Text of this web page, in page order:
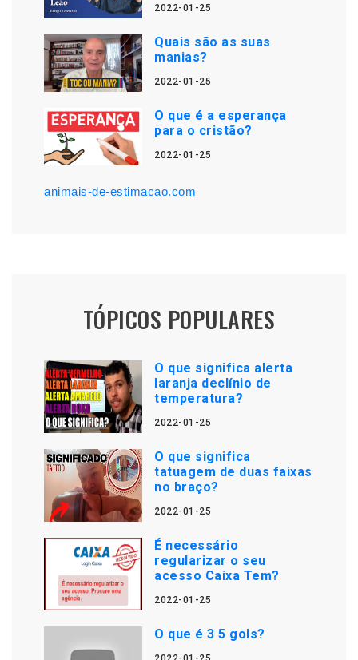
2022-01-25
Quais são as suas
manias?
2022-01-25
O que é a esperança
para o cristão?
2022-01-25
animais-de-estimacao.com
TÓPICOS POPULARES
O que significa alerta
laranja declínio de
temperatura?
2022-01-25
O que significa
tatuagem de duas faixas
no braço?
2022-01-25
É necessário
regularizar o seu
acesso Caixa Tem?
2022-01-25
O que é 3 5 gols?